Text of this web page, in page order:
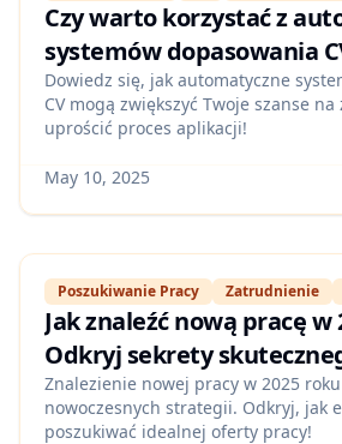
Czy warto korzystać z
systemów dopasowania
Odkrywamy zalety
Dowiedz się, jak automatyczne
CV mogą zwiększyć Twoje szanse
uprościć proces aplikacji!
May 10, 2025
Poszukiwanie Pracy Zatrudnienie
Jak znaleźć nową pracę w
Odkryj sekrety
poszukiwania pracy
Znalezienie nowej pracy w 2025
nowoczesnych strategii. Odkryj, jak
poszukiwać idealnej oferty pracy!